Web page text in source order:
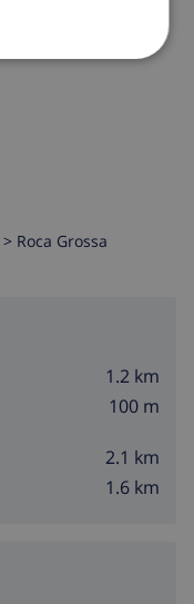
> Roca Grossa
1.2 km
100 m
2.1 km
1.6 km